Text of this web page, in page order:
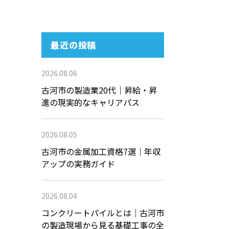
最近の投稿
2026.08.06
古河市の製造業20代｜昇給・昇
進の現実的なキャリアパス
2026.08.05
古河市の金属加工資格7選｜年収
アップの実務ガイド
2026.08.04
コンクリートパイルとは｜古河市
の製造現場から見る基礎工事の全